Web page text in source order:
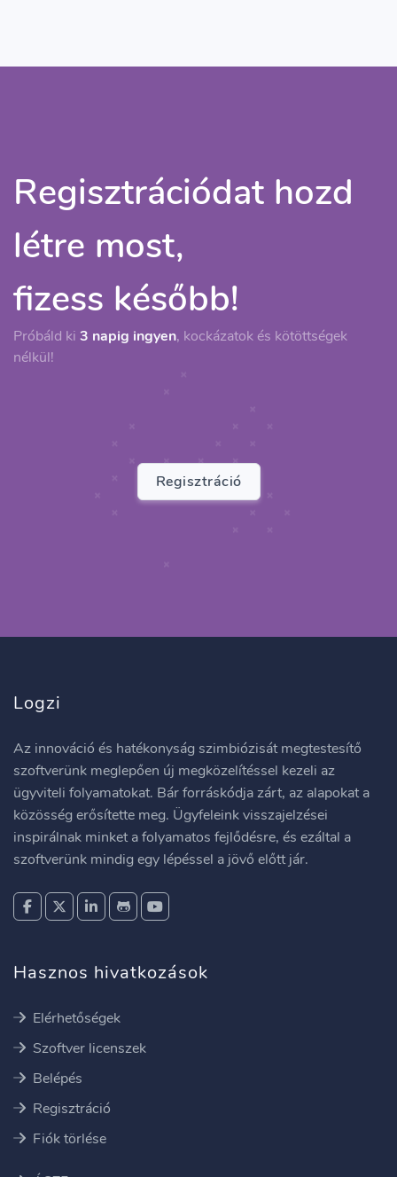
Regisztrációdat hozd
létre most,
fizess később!
Próbáld ki 3 napig ingyen, kockázatok és kötöttségek
nélkül!
Regisztráció
Logzi
Az innováció és hatékonyság szimbiózisát megtestesítő
szoftverünk meglepően új megközelítéssel kezeli az
ügyviteli folyamatokat. Bár forráskódja zárt, az alapokat a
közösség erősítette meg. Ügyfeleink visszajelzései
inspirálnak minket a folyamatos fejlődésre, és ezáltal a
szoftverünk mindig egy lépéssel a jövő előtt jár.
Hasznos hivatkozások
Elérhetőségek
Szoftver licenszek
Belépés
Regisztráció
Fiók törlése